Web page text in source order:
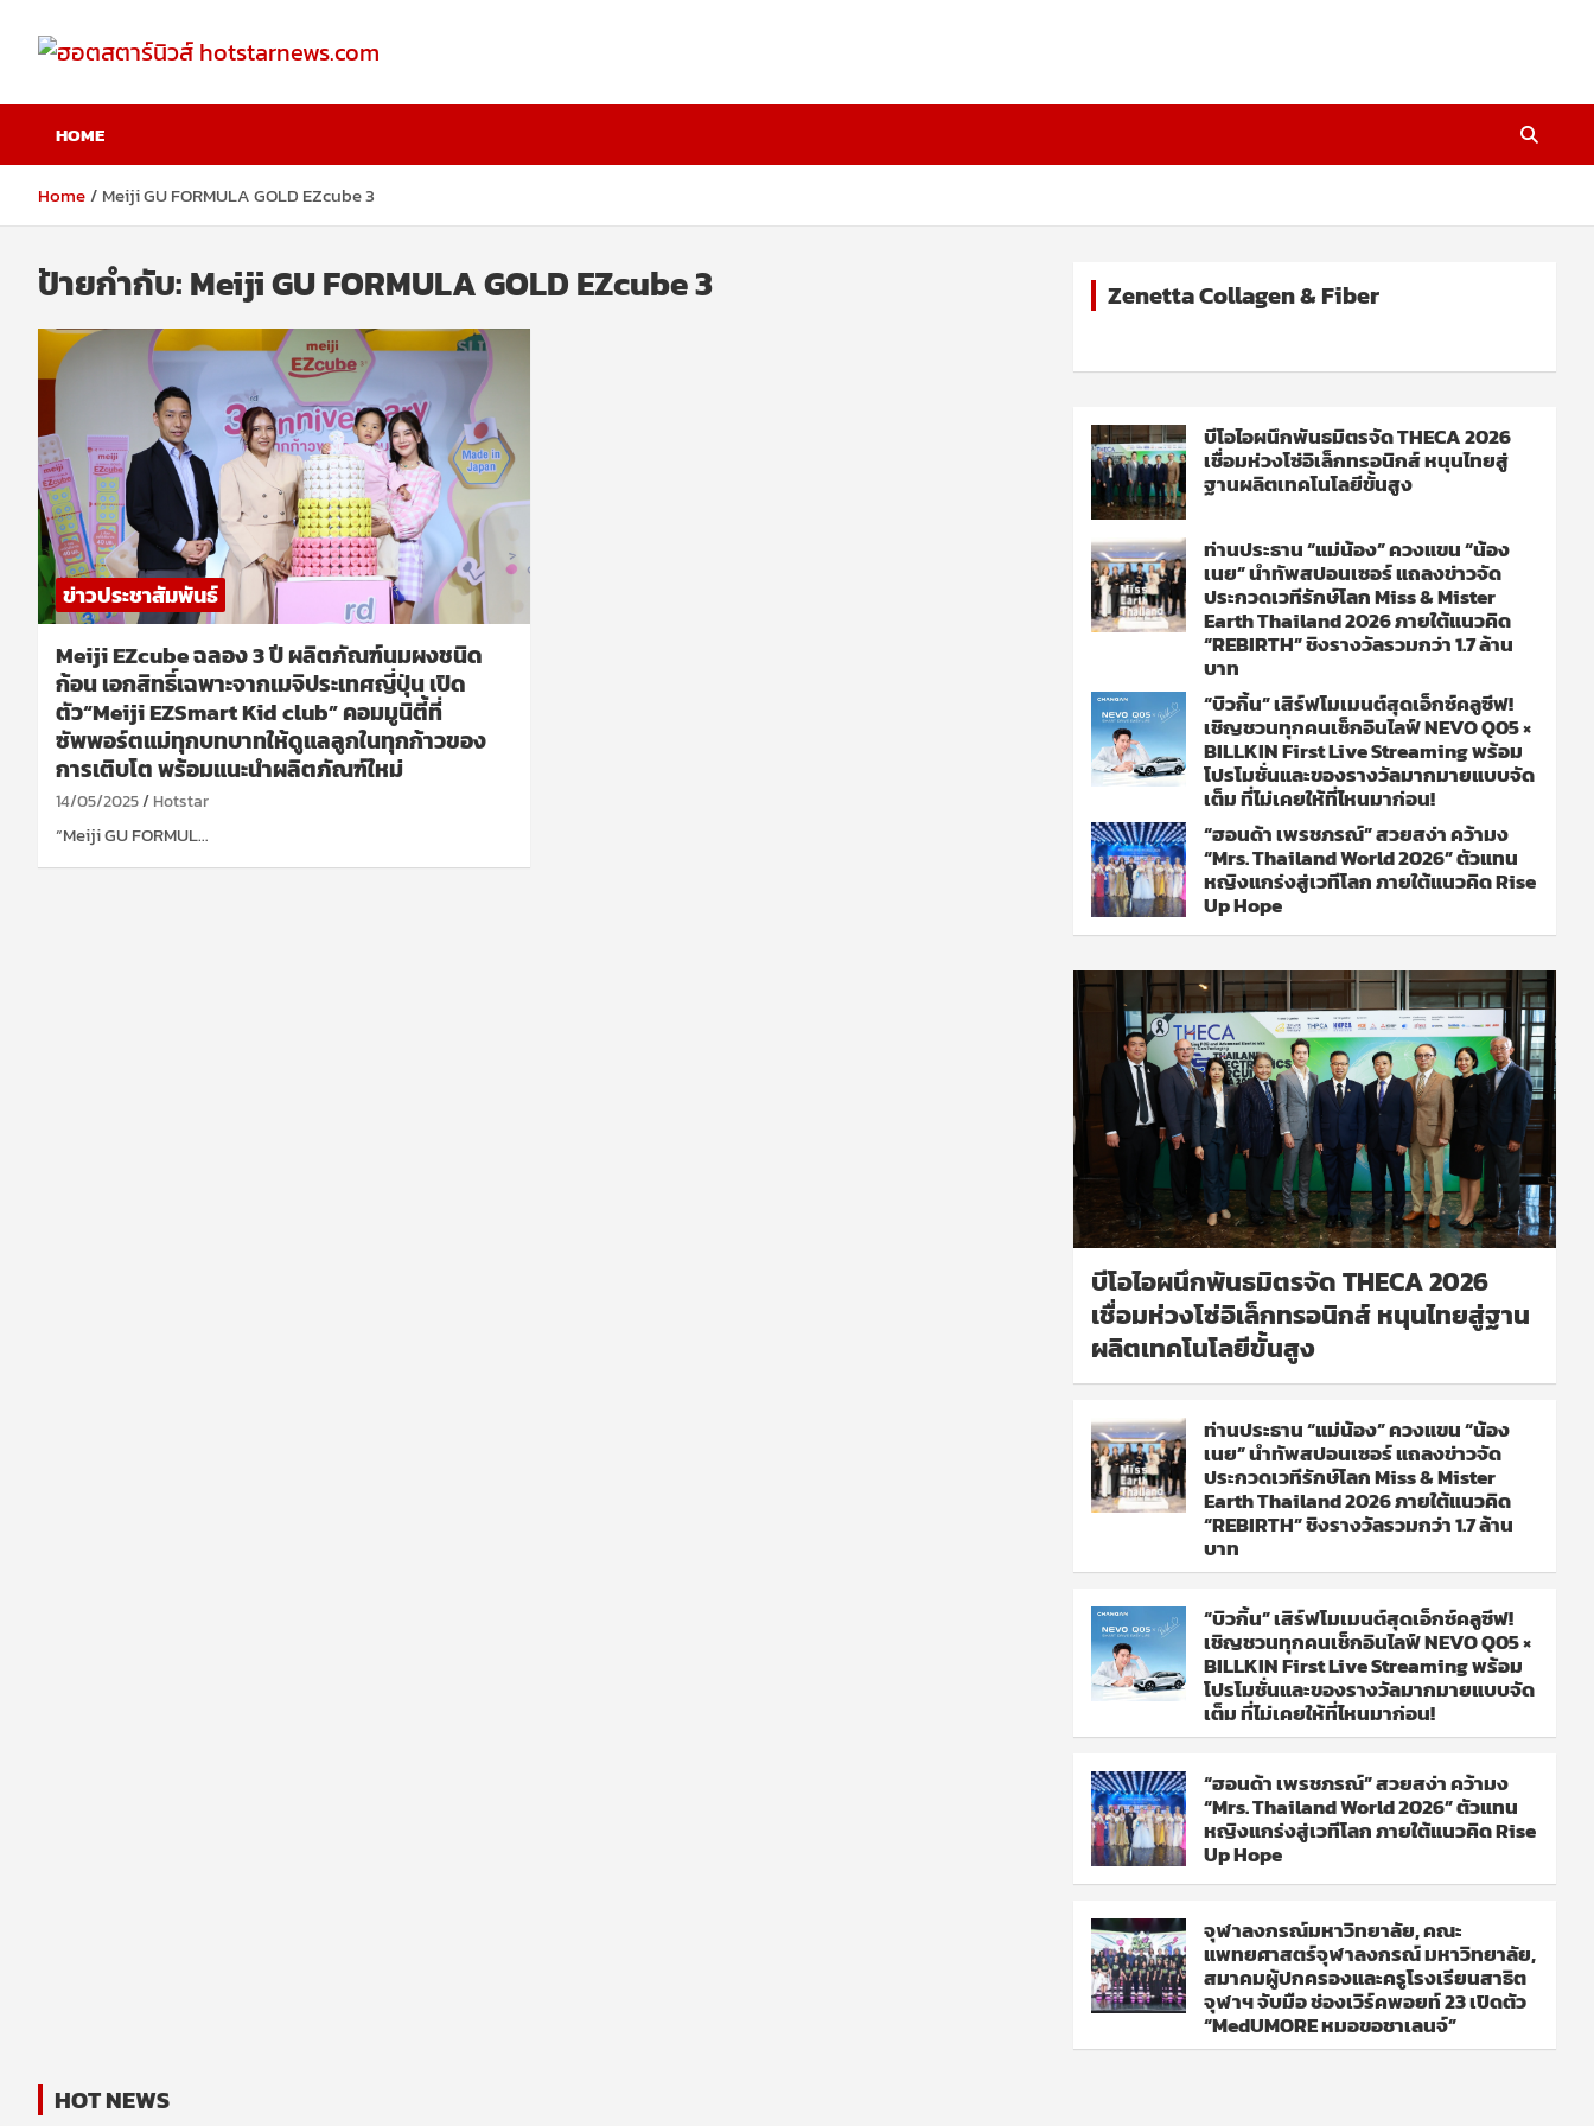
content
ฮอตสตาร์นิวส์
hotstarnews.com
HOME
Home Meiji GU FORMULA GOLD EZcube 3
ป้ายกำกับ:Meiji GU FORMULA GOLD EZcube 3
ข่าวประชาสัมพันธ์
Meiji EZcube ฉลอง 3 ปี ผลิตภัณฑ์นมผงชนิด
ก้อน เอกสิทธิ์เฉพาะจากเมจิประเทศญี่ปุ่น เปิด
ตัว“Meiji EZSmart Kid club” คอมมูนิตี้ที่
ซัพพอร์ตแม่ทุกบทบาทให้ดูแลลูกในทุกก้าวของ
การเติบโต พร้อมแนะนำผลิตภัณฑ์ใหม่
14/05/2025 Hotstar
“Meiji GU FORMUL…
Zenetta Collagen & Fiber
บีโอไอผนึกพันธมิตรจัด THECA 2026
เชื่อมห่วงโซ่อิเล็กทรอนิกส์ หนุนไทยสู่
ฐานผลิตเทคโนโลยีขั้นสูง
ท่านประธาน “แม่น้อง” ควงแขน “น้อง
เนย” นำทัพสปอนเซอร์ แถลงข่าวจัด
ประกวดเวทีรักษ์โลก Miss & Mister
Earth Thailand 2026 ภายใต้แนวคิด
“REBIRTH” ชิงรางวัลรวมกว่า 1.7 ล้าน
บาท
“บิวกิ้น” เสิร์ฟโมเมนต์สุดเอ็กซ์คลูซีฟ!
เชิญชวนทุกคนเช็กอินไลฟ์ NEVO Q05 ×
BILLKIN First Live Streaming พร้อม
โปรโมชั่นและของรางวัลมากมายแบบจัด
เต็ม ที่ไม่เคยให้ที่ไหนมาก่อน!
“ฮอนด้า เพรชภรณ์” สวยสง่า คว้ามง
“Mrs. Thailand World 2026” ตัวแทน
หญิงแกร่งสู่เวทีโลก ภายใต้แนวคิด Rise
Up Hope
บีโอไอผนึกพันธมิตรจัด THECA 2026
เชื่อมห่วงโซ่อิเล็กทรอนิกส์ หนุนไทยสู่ฐาน
ผลิตเทคโนโลยีขั้นสูง
ท่านประธาน “แม่น้อง” ควงแขน “น้อง
เนย” นำทัพสปอนเซอร์ แถลงข่าวจัด
ประกวดเวทีรักษ์โลก Miss & Mister
Earth Thailand 2026 ภายใต้แนวคิด
“REBIRTH” ชิงรางวัลรวมกว่า 1.7 ล้าน
บาท
“บิวกิ้น” เสิร์ฟโมเมนต์สุดเอ็กซ์คลูซีฟ!
เชิญชวนทุกคนเช็กอินไลฟ์ NEVO Q05 ×
BILLKIN First Live Streaming พร้อม
โปรโมชั่นและของรางวัลมากมายแบบจัด
เต็ม ที่ไม่เคยให้ที่ไหนมาก่อน!
“ฮอนด้า เพรชภรณ์” สวยสง่า คว้ามง
“Mrs. Thailand World 2026” ตัวแทน
หญิงแกร่งสู่เวทีโลก ภายใต้แนวคิด Rise
Up Hope
จุฬาลงกรณ์มหาวิทยาลัย, คณะ
แพทยศาสตร์จุฬาลงกรณ์ มหาวิทยาลัย,
สมาคมผู้ปกครองและครูโรงเรียนสาธิต
จุฬาฯ จับมือ ช่องเวิร์คพอยท์ 23 เปิดตัว
“MedUMORE หมอขอชาเลนจ์”
HOT NEWS